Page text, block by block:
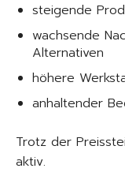
steigende
wachsende
Alternativen
höhere
anhaltender
Trotz der
aktiv.